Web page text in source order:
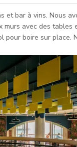
et bar à vins. Nous
murs avec des tables
sur place. Notre bar à vins et
bienvenus pour
avec un excellent
de vins, tout en un
idéal pour les